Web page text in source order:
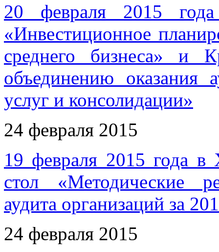
20 февраля 2015
«Инвестиционное
среднего бизнеса» и
объединению оказания
услуг и консолидации»
24 февраля 2015
19 февраля 2015 года в
стол «Методические
аудита организаций за
24 февраля 2015